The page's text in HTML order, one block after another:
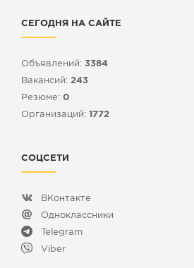
СЕГОДНЯ НА САЙТЕ
Объявлений: 3384
Вакансий: 243
Резюме: 0
Организаций: 1772
СОЦСЕТИ
ВКонтакте
Одноклассники
Telegram
Viber